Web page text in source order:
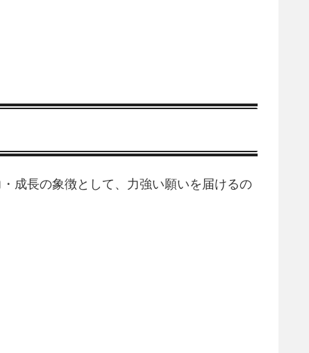
成長の象徴として、力強い願いを届けるの